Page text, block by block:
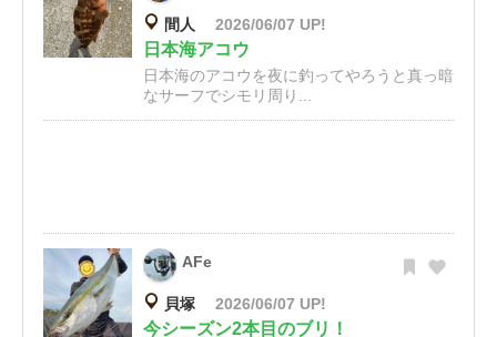
間人 2026/06/07 UP!
日本海アコウ
日本海のアコウを夜に釣ってやろうと真っ暗
なサーフでシモリ周り...
AFe
貝塚 2026/06/07 UP!
今シーズン2本目のブリ！